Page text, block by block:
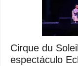
Cirque du
espectáculo